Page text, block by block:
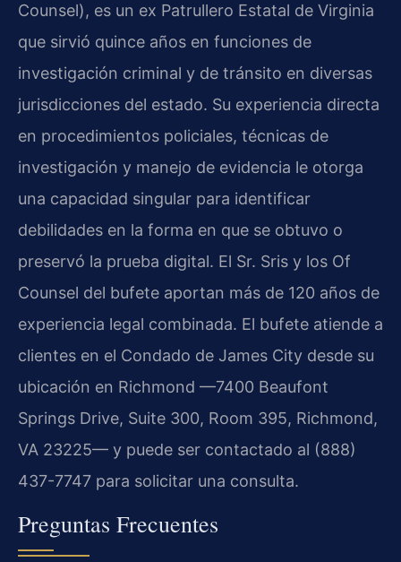
Counsel), es un ex Patrullero Estatal de Virginia
que sirvió quince años en funciones de
investigación criminal y de tránsito en diversas
jurisdicciones del estado. Su experiencia directa
en procedimientos policiales, técnicas de
investigación y manejo de evidencia le otorga
una capacidad singular para identificar
debilidades en la forma en que se obtuvo o
preservó la prueba digital. El Sr. Sris y los Of
Counsel del bufete aportan más de 120 años de
experiencia legal combinada. El bufete atiende a
clientes en el Condado de James City desde su
ubicación en Richmond —7400 Beaufont
Springs Drive, Suite 300, Room 395, Richmond,
VA 23225— y puede ser contactado al (888)
437-7747 para solicitar una consulta.
Preguntas Frecuentes